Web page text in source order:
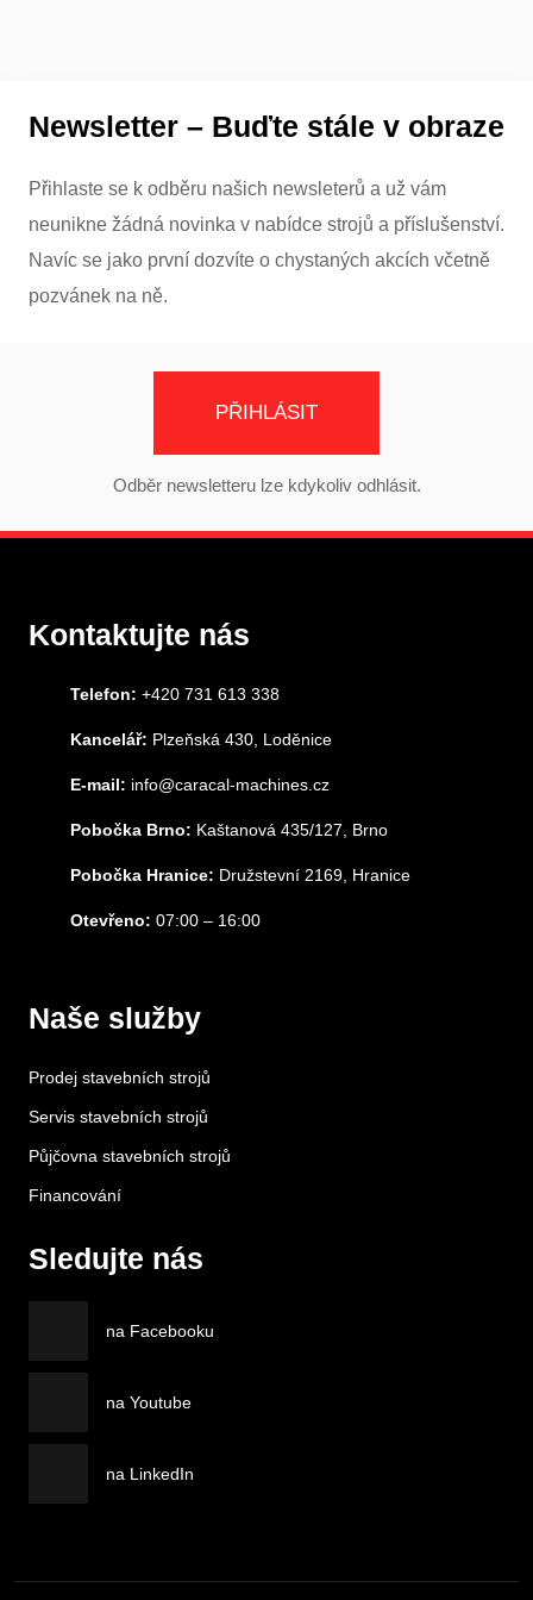
Newsletter – Buďte stále v obraze
Přihlaste se k odběru našich newsleterů a už vám
neunikne žádná novinka v nabídce strojů a příslušenství.
Navíc se jako první dozvíte o chystaných akcích včetně
pozvánek na ně.
PŘIHLÁSIT
Odběr newsletteru lze kdykoliv odhlásit.
Kontaktujte nás
Telefon: +420 731 613 338
Kancelář: Plzeňská 430, Loděnice
E-mail: info@caracal-machines.cz
Pobočka Brno: Kaštanová 435/127, Brno
Pobočka Hranice: Družstevní 2169, Hranice
Otevřeno: 07:00 – 16:00
Naše služby
Prodej stavebních strojů
Servis stavebních strojů
Půjčovna stavebních strojů
Financování
Sledujte nás
na Facebooku
na Youtube
na LinkedIn